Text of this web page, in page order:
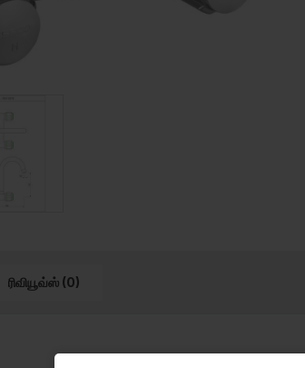
ரிவியூவ்ஸ் (0)